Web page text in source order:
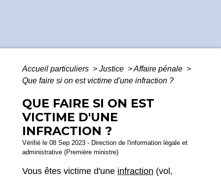
Accueil particuliers > Justice >Affaire pénale >
Que faire si on est victime d'une infraction ?
QUE FAIRE SI ON EST
VICTIME D'UNE
INFRACTION ?
Vérifié le 08 Sep 2023 - Direction de l'information légale et
administrative (Première ministre)
Vous êtes victime d'une infraction (vol,